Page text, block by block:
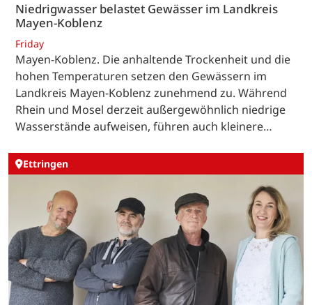
Niedrigwasser belastet Gewässer im Landkreis
Mayen-Koblenz
Friday
Mayen-Koblenz. Die anhaltende Trockenheit und die
hohen Temperaturen setzen den Gewässern im
Landkreis Mayen-Koblenz zunehmend zu. Während
Rhein und Mosel derzeit außergewöhnlich niedrige
Wasserstände aufweisen, führen auch kleinere…
Ettringen